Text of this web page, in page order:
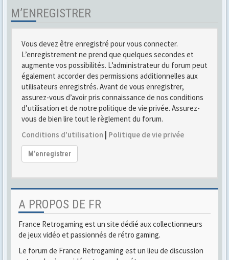
M’ENREGISTRER
Vous devez être enregistré pour vous connecter.
L’enregistrement ne prend que quelques secondes et
augmente vos possibilités. L’administrateur du forum peut
également accorder des permissions additionnelles aux
utilisateurs enregistrés. Avant de vous enregistrer,
assurez-vous d’avoir pris connaissance de nos conditions
d’utilisation et de notre politique de vie privée. Assurez-
vous de bien lire tout le règlement du forum.
Conditions d’utilisation | Politique de vie privée
M’enregistrer
A PROPOS DE FR
France Retrogaming est un site dédié aux collectionneurs
de jeux vidéo et passionnés de rétro gaming.
Le forum de France Retrogaming est un lieu de discussion